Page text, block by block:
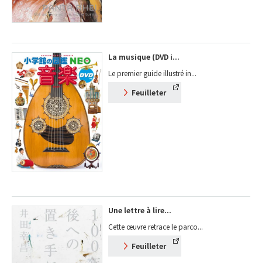
La musique (DVD i...
Le premier guide illustré in...
Feuilleter
Une lettre à lire...
Cette œuvre retrace le parco...
Feuilleter